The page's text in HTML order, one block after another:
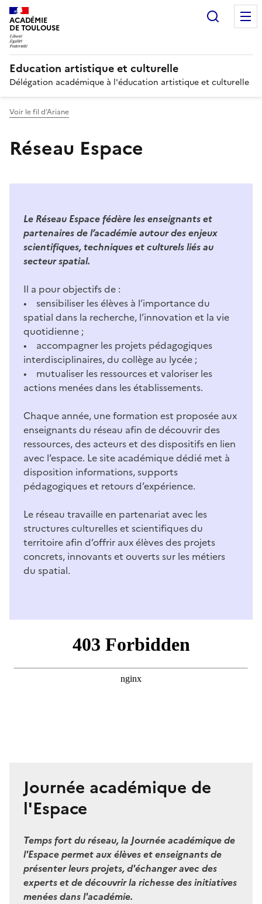
ACADÉMIE
DE TOULOUSE
Education artistique et culturelle
Délégation académique à l'éducation artistique et culturelle
Voir le fil d’Ariane
Réseau Espace
Le Réseau Espace fédère les enseignants et
partenaires de l’académie autour des enjeux
scientifiques, techniques et culturels liés au
secteur spatial.
Il a pour objectifs de :
• sensibiliser les élèves à l’importance du
spatial dans la recherche, l’innovation et la vie
quotidienne ;
• accompagner les projets pédagogiques
interdisciplinaires, du collège au lycée ;
• mutualiser les ressources et valoriser les
actions menées dans les établissements.
Chaque année, une formation est proposée aux
enseignants du réseau afin de découvrir des
ressources, des acteurs et des dispositifs en lien
avec l’espace. Le site académique dédié met à
disposition informations, supports
pédagogiques et retours d’expérience.
Le réseau travaille en partenariat avec les
structures culturelles et scientifiques du
territoire afin d’offrir aux élèves des projets
concrets, innovants et ouverts sur les métiers
du spatial.
Journée académique de
l'Espace
Temps fort du réseau, la Journée académique de
l'Espace permet aux élèves et enseignants de
présenter leurs projets, d'échanger avec des
experts et de découvrir la richesse des initiatives
menées dans l'académie.